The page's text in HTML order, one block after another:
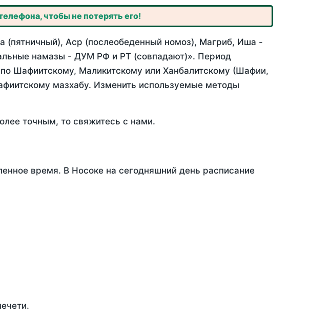
чтобы не потерять его!
(пятничный), Аср (послеобеденный номоз), Магриб, Иша -
намазы - ДУМ РФ и РТ (совпадают)». Период
Шафиитскому, Маликитскому или Ханбалитскому (Шафии,
мазхабу. Изменить используемые методы
точным, то свяжитесь с нами.
время. В Носоке на сегодняшний день расписание